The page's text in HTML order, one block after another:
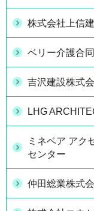
株式会社上信
ベリー介護合
吉沢建設株式
LHG
ミネベア アク
センター
仲田総業株式